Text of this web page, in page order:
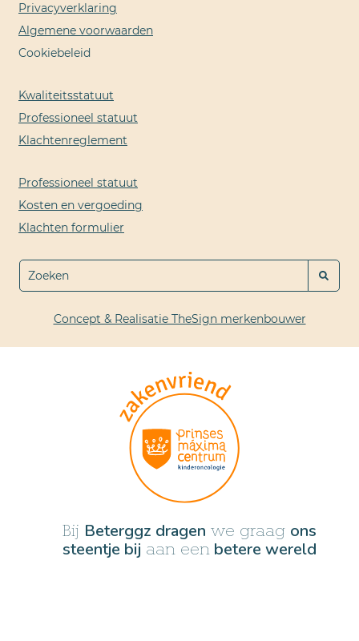
Privacyverklaring
Algemene voorwaarden
Cookiebeleid
Kwaliteitsstatuut
Professioneel statuut
Klachtenreglement
Professioneel statuut
Kosten en vergoeding
Klachten formulier
Concept & Realisatie TheSign merkenbouwer
Bij Beterggz dragen we graag ons
steentje bij aan eenbetere wereld